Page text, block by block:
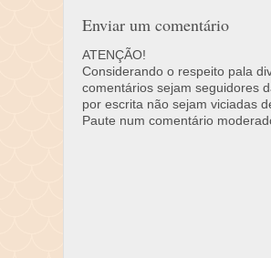
Enviar um comentário
ATENÇÃO!
Considerando o respeito pala
comentários sejam seguidores
por escrita não sejam viciadas
Paute num comentário